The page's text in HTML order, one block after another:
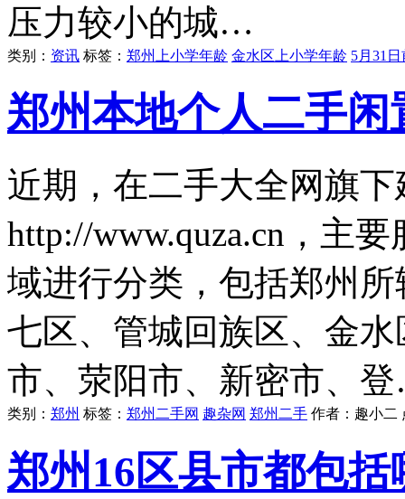
压力较小的城…
类别： 资讯 标签： 郑州上小学年龄 金水区上小学年龄 5月31
郑州本地个人二手
近期，在二手大全网旗
http://www.quza.cn，主
域进行分类，包括郑州
七区、管城回族区、金
市、荥阳市、新密市、
类别： 郑州 标签： 郑州二手网 趣杂网 郑州二手 作者： 趣小二
郑州16区县市都包括